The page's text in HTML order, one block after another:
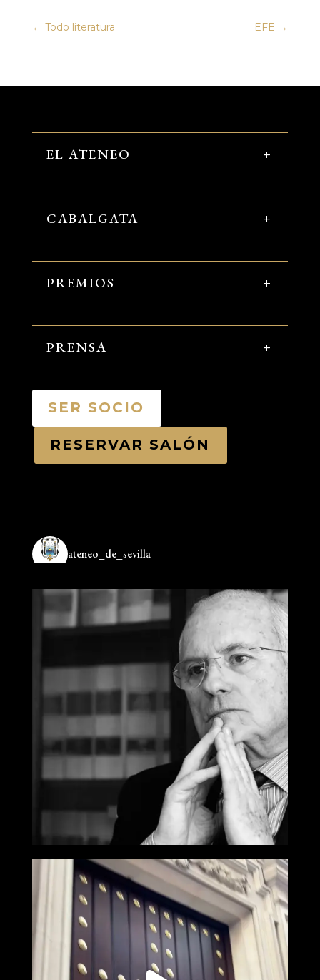
← Todo literatura EFE →
EL ATENEO
CABALGATA
PREMIOS
PRENSA
SER SOCIO
RESERVAR SALÓN
ateneo_de_sevilla